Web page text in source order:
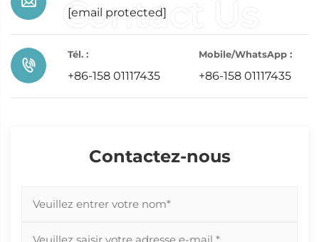
[email protected]
Tél. :
+86-158 01117435
Mobile/WhatsApp :
+86-158 01117435
Contactez-nous